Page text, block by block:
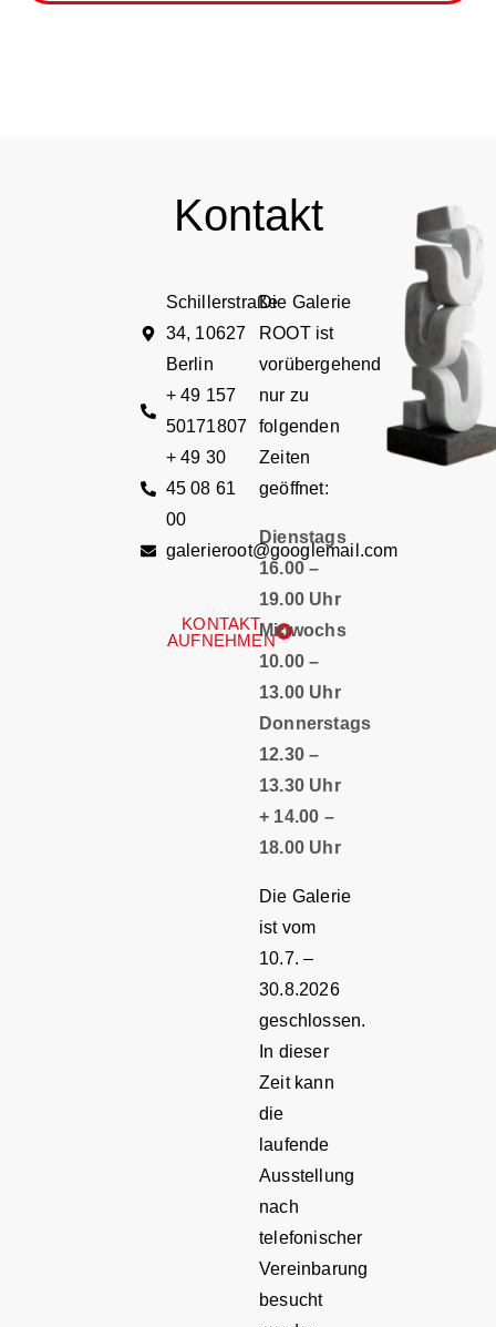
Kontakt
Schillerstraße
34, 10627
Berlin
+ 49 157
50171807
+ 49 30
45 08 61
00
galerieroot@googlemail.com
KONTAKT
AUFNEHMEN
Die Galerie
ROOT ist
vorübergehend
nur zu
folgenden
Zeiten
geöffnet:
Dienstags
16.00 –
19.00 Uhr
Mittwochs
10.00 –
13.00 Uhr
Donnerstags
12.30 –
13.30 Uhr
+ 14.00 –
18.00 Uhr
Die Galerie
ist vom
10.7. –
30.8.2026
geschlossen.
In dieser
Zeit kann
die
laufende
Ausstellung
nach
telefonischer
Vereinbarung
besucht